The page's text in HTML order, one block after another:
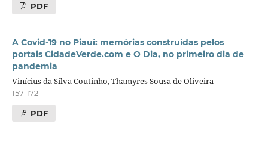
PDF
A Covid-19 no Piauí: memórias construídas pelos
portais CidadeVerde.com e O Dia, no primeiro dia de
pandemia
Vinícius da Silva Coutinho, Thamyres Sousa de Oliveira
157-172
PDF